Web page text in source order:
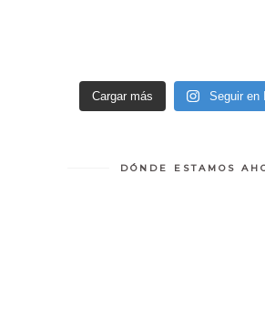
Cargar más Seguir en
DÓNDE ESTAMOS